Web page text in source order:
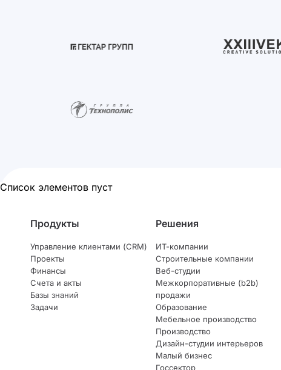
Список элементов пуст
Продукты
Управление клиентами (CRM)
Проекты
Финансы
Счета и акты
Базы знаний
Задачи
Решения
ИТ-компании
Строительные компании
Веб-студии
Межкорпоративные (b2b)
продажи
Образование
Мебельное производство
Производство
Дизайн-студии интерьеров
Малый бизнес
Госсектор